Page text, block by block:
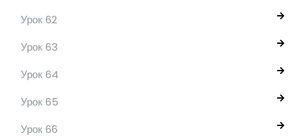
Урок 62
Урок 63
Урок 64
Урок 65
Урок 66